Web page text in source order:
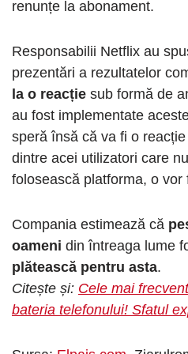
renunțe la abonament.
Responsabilii Netflix au
prezentări a rezultatelor
la o reacție sub formă de
au fost implementate
speră însă că va fi o reacție
dintre acei utilizatori care
folosească platforma, o
Compania estimează că
oameni din întreaga lume
plătească pentru asta.
Citește și: Cele mai
bateria telefonului! Sfatul